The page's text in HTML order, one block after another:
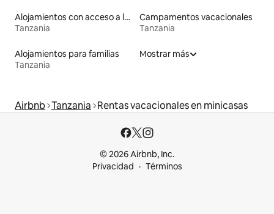
Alojamientos con acceso a la playa
Tanzania
Campamentos vacacionales
Tanzania
Alojamientos para familias
Tanzania
Mostrar más
Airbnb Tanzania Rentas vacacionales en minicasas
© 2026 Airbnb, Inc.
Privacidad
Términos